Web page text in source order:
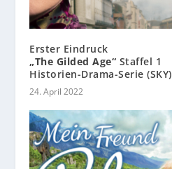
Erster Eindruck
„The Gilded Age“ Staffel 1
Historien-Drama-Serie (SKY)
24. April 2022